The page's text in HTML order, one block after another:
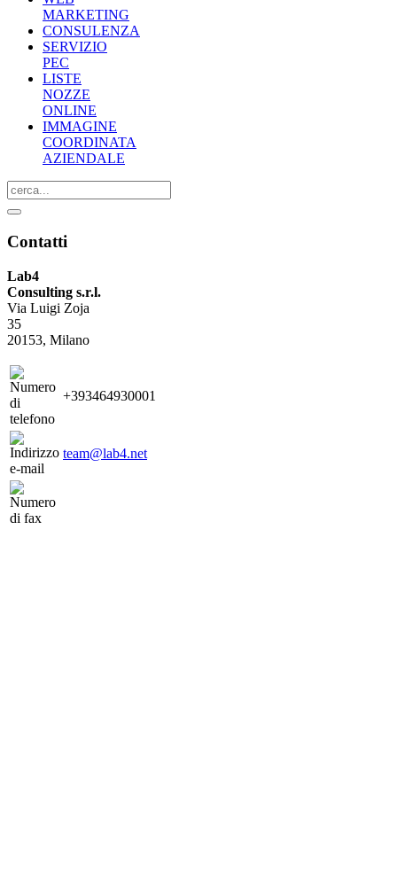
MARKETING
CONSULENZA
SERVIZIO
PEC
LISTE
NOZZE
ONLINE
IMMAGINE
COORDINATA
AZIENDALE
Contatti
Lab4
Consulting s.r.l.
Via Luigi Zoja
35
20153, Milano
+393464930001
team@lab4.net